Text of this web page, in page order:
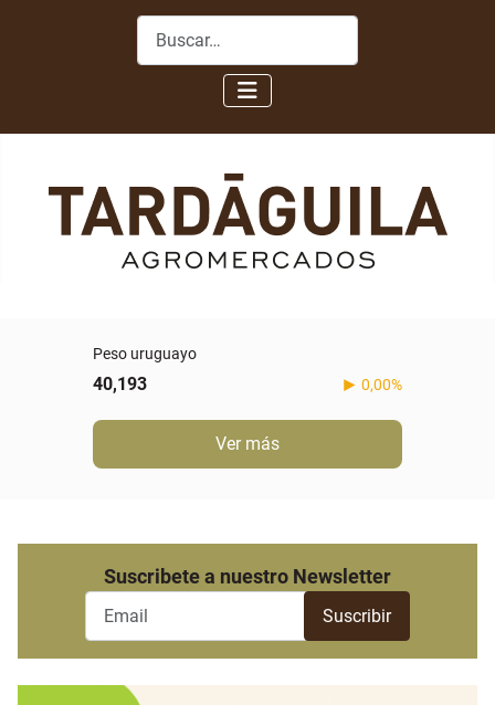
Buscar
Peso uruguayo
40,193 0,00%
Ver más
Suscribete a nuestro Newsletter